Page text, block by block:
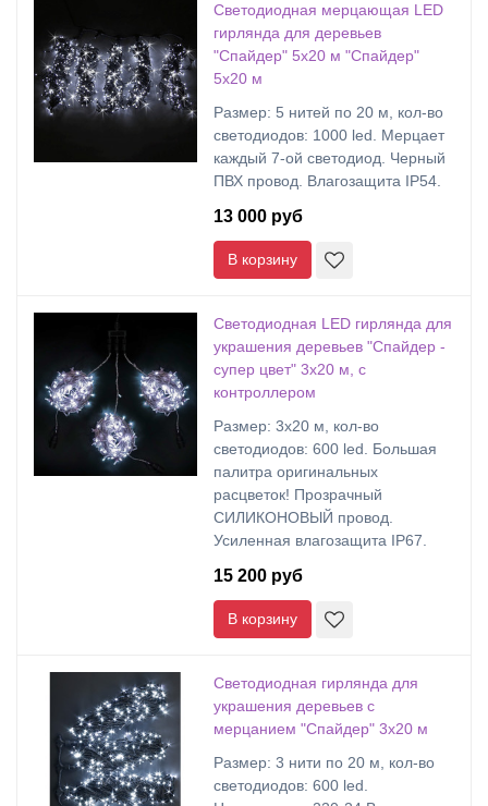
Светодиодная мерцающая LED
гирлянда для деревьев
"Спайдер" 5х20 м "Спайдер"
5х20 м
Размер: 5 нитей по 20 м, кол-во
светодиодов: 1000 led. Мерцает
каждый 7-ой светодиод. Черный
ПВХ провод. Влагозащита IP54.
13 000 руб
В корзину
Светодиодная LED гирлянда для
украшения деревьев "Спайдер -
супер цвет" 3х20 м, с
контроллером
Размер: 3х20 м, кол-во
светодиодов: 600 led. Большая
палитра оригинальных
расцветок! Прозрачный
СИЛИКОНОВЫЙ провод.
Усиленная влагозащита IP67.
15 200 руб
В корзину
Светодиодная гирлянда для
украшения деревьев с
мерцанием "Спайдер" 3х20 м
Размер: 3 нити по 20 м, кол-во
светодиодов: 600 led.